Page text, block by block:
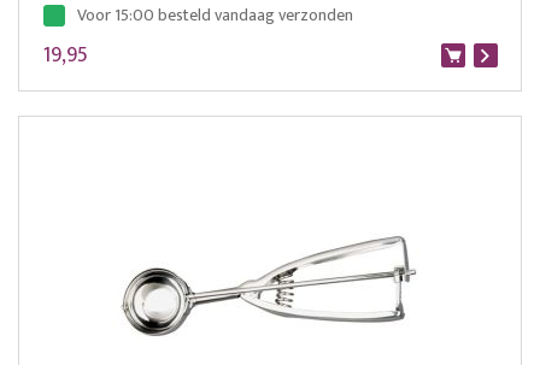
Voor 15:00 besteld vandaag verzonden
19,95